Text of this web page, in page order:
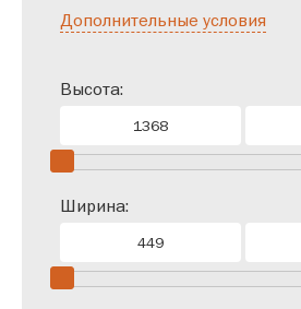
Дополнительные условия
Высота:
Ширина: